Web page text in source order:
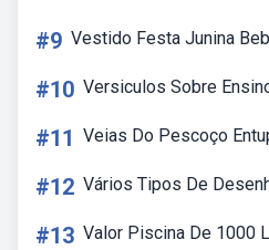
#9 Vestido Festa Junina
#10 Versiculos Sobre
#11 Veias Do Pescoço
#12 Vários Tipos De
#13 Valor Piscina De 1000